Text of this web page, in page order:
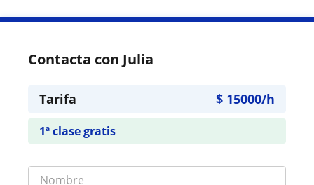
Contacta con Julia
Tarifa $ 15000/h
1ª clase gratis